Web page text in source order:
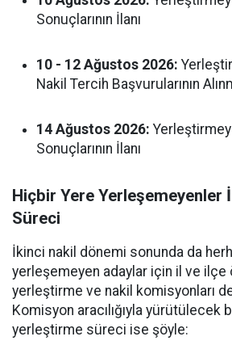
Sonuçlarının İlanı
10 - 12 Ağustos 2026:
Nakil Tercih Başvurularının
14 Ağustos 2026:
Sonuçlarının İlanı
Hiçbir Yere Yerleşemeyenler
Süreci
İkinci nakil dönemi sonunda da
yerleşemeyen adaylar için il ve ilçe
yerleştirme ve nakil komisyonları
Komisyon aracılığıyla yürütülecek
yerleştirme süreci ise şöyle: